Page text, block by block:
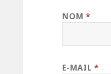
NOM *
E-MAIL *